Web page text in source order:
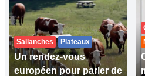
Sallanches Plateaux
Un rendez-vous
européen pour parler de